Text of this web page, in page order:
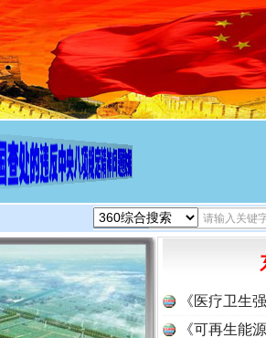
《医疗卫生
《可再生能